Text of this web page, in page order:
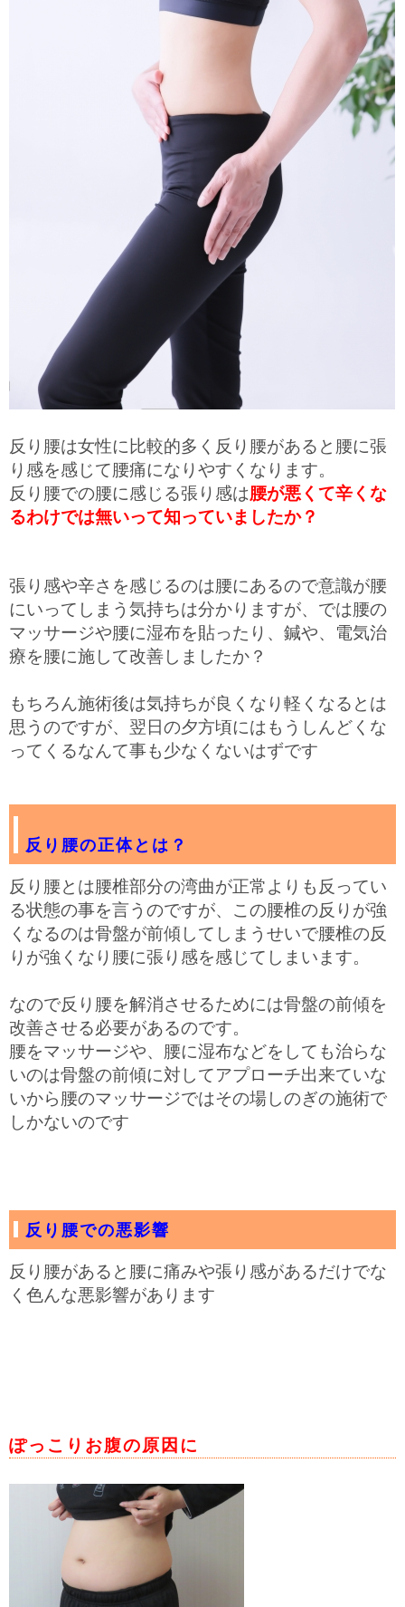
反り腰は女性に比較的多く反り腰があると腰に張
り感を感じて腰痛になりやすくなります。
反り腰での腰に感じる張り感は腰が悪くて辛くな
るわけでは無いって知っていましたか？
張り感や辛さを感じるのは腰にあるので意識が腰
にいってしまう気持ちは分かりますが、では腰の
マッサージや腰に湿布を貼ったり、鍼や、電気治
療を腰に施して改善しましたか？
もちろん施術後は気持ちが良くなり軽くなるとは
思うのですが、翌日の夕方頃にはもうしんどくな
ってくるなんて事も少なくないはずです
反り腰の正体とは？
反り腰とは腰椎部分の湾曲が正常よりも反ってい
る状態の事を言うのですが、この腰椎の反りが強
くなるのは骨盤が前傾してしまうせいで腰椎の反
りが強くなり腰に張り感を感じてしまいます。
なので反り腰を解消させるためには骨盤の前傾を
改善させる必要があるのです。
腰をマッサージや、腰に湿布などをしても治らな
いのは骨盤の前傾に対してアプローチ出来ていな
いから腰のマッサージではその場しのぎの施術で
しかないのです
反り腰での悪影響
反り腰があると腰に痛みや張り感があるだけでな
く色んな悪影響があります
ぽっこりお腹の原因に